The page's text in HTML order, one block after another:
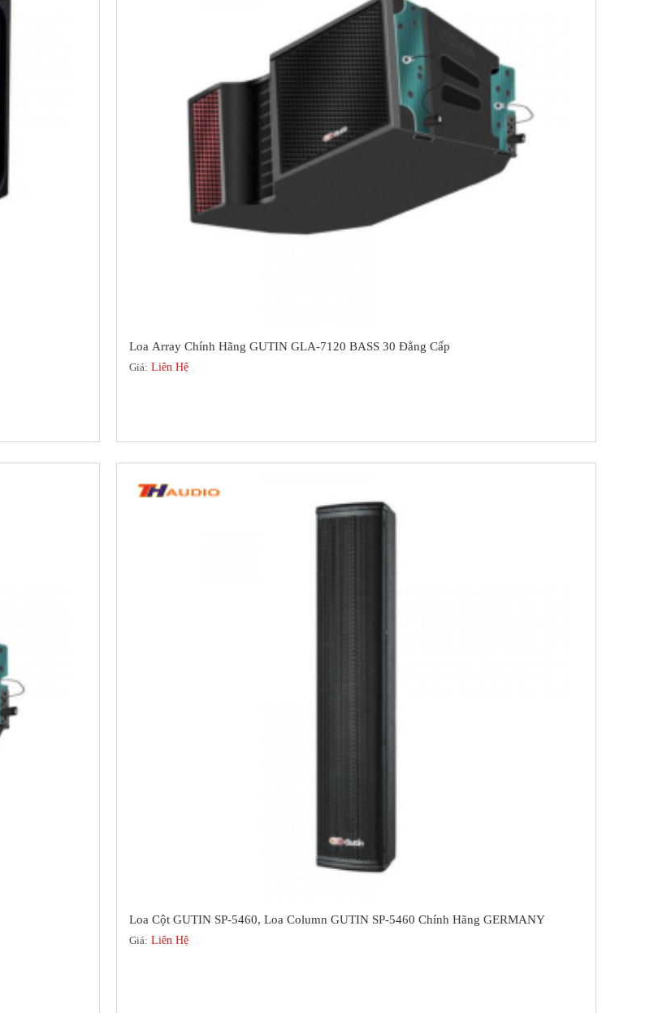
Loa Array Chính Hãng GUTIN GLA-7120 BASS 30 Đẳng Cấp
Giá: Liên Hệ
Loa Cột GUTIN SP-5460, Loa Column GUTIN SP-5460 Chính Hãng GERMANY
Giá: Liên Hệ